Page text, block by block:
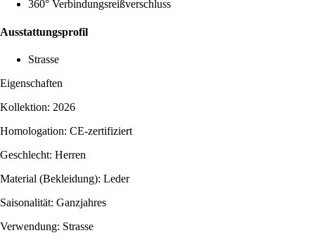
360° Verbindungsreißverschluss
Ausstattungsprofil
Strasse
Eigenschaften
Kollektion: 2026
Homologation: CE-zertifiziert
Geschlecht: Herren
Material (Bekleidung): Leder
Saisonalität: Ganzjahres
Verwendung: Strasse